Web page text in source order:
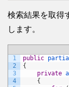
検索結果を取得
します。
1
2
3
4
public
{
private
{